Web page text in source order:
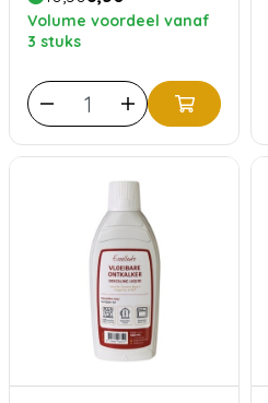
Volume voordeel vanaf
3 stuks